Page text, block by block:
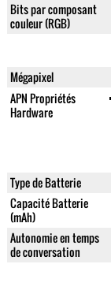
Bits par composant
couleur (RGB)
Mégapixel
APN Propriétés
Hardware
Type de Batterie
Capacité Batterie
(mAh)
Autonomie en temps
de conversation